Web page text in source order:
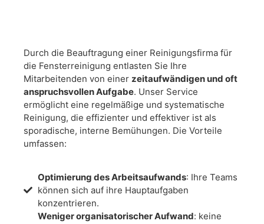
Durch die Beauftragung einer Reinigungsfirma für
die Fensterreinigung entlasten Sie Ihre
Mitarbeitenden von einer zeitaufwändigen und oft
anspruchsvollen Aufgabe. Unser Service
ermöglicht eine regelmäßige und systematische
Reinigung, die effizienter und effektiver ist als
sporadische, interne Bemühungen. Die Vorteile
umfassen:
Optimierung des Arbeitsaufwands: Ihre Teams
können sich auf ihre Hauptaufgaben
konzentrieren.
Weniger organisatorischer Aufwand: keine